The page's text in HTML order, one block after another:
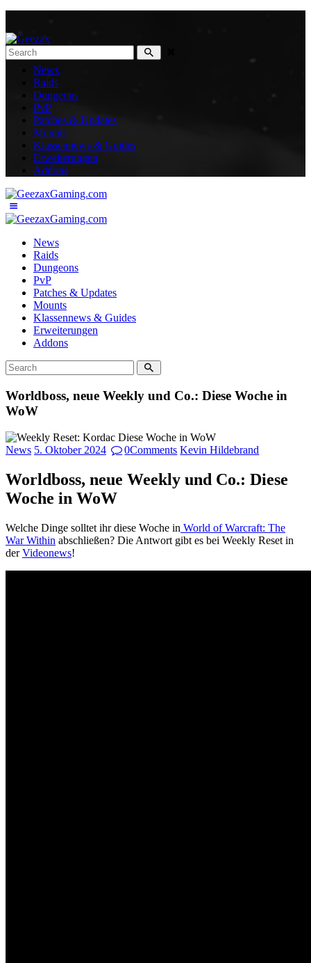
News
Raids
Dungeons
PvP
Patches & Updates
Mounts
Klassennews & Guides
Erweiterungen
Addons
News
Raids
Dungeons
PvP
Patches & Updates
Mounts
Klassennews & Guides
Erweiterungen
Addons
Worldboss, neue Weekly und Co.: Diese Woche in
WoW
News 5. Oktober 2024 0Comments Kevin Hildebrand
Worldboss, neue Weekly und Co.: Diese
Woche in WoW
Welche Dinge solltet ihr diese Woche in World of Warcraft: The
War Within abschließen? Die Antwort gibt es bei Weekly Reset in
derVideonews!